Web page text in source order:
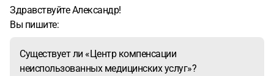
Здравствуйте Александр!
Вы пишите:
Существует ли «Центр компенсации
неиспользованных медицинских услуг»?